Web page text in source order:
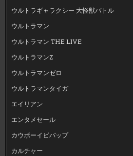
ウルトラギャラクシー 大怪獣バトル
ウルトラマン
ウルトラマン THE LIVE
ウルトラマンZ
ウルトラマンゼロ
ウルトラマンタイガ
エイリアン
エンタメセール
カウボーイビバップ
カルチャー